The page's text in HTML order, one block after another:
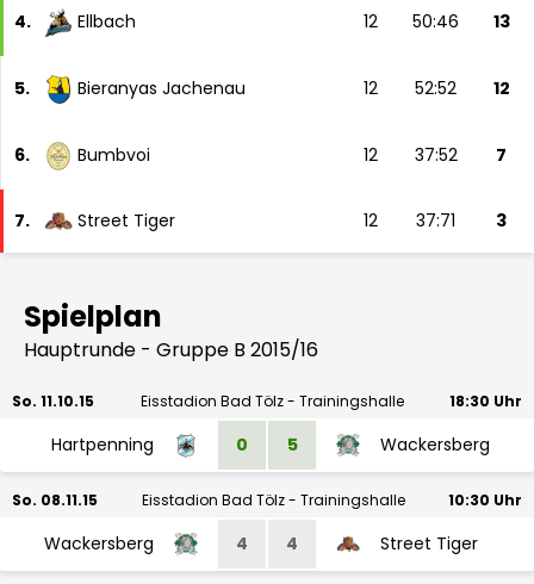
4. Ellbach 12 50:46 13
5. Bieranyas Jachenau 12 52:52 12
6. Bumbvoi 12 37:52 7
7. Street Tiger 12 37:71 3
Spielplan
Hauptrunde - Gruppe B 2015/16
So. 11.10.15 Eisstadion Bad Tölz - Trainingshalle 18:30 Uhr
Hartpenning 0 5 Wackersberg
So. 08.11.15 Eisstadion Bad Tölz - Trainingshalle 10:30 Uhr
Wackersberg 4 4 Street Tiger